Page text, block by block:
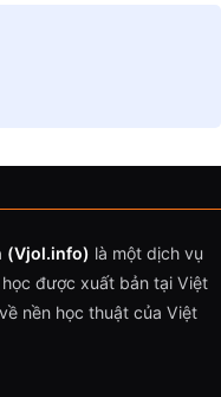
(Vjol.info) là một dịch vụ
được xuất bản tại Việt
nền học thuật của Việt